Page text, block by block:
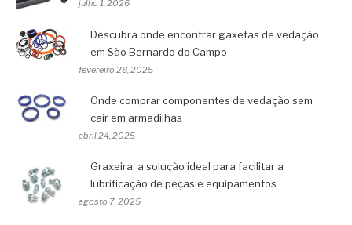
julho 1, 2026
Descubra onde encontrar gaxetas de vedação
em São Bernardo do Campo
fevereiro 28, 2025
Onde comprar componentes de vedação sem
cair em armadilhas
abril 24, 2025
Graxeira: a solução ideal para facilitar a
lubrificação de peças e equipamentos
agosto 7, 2025